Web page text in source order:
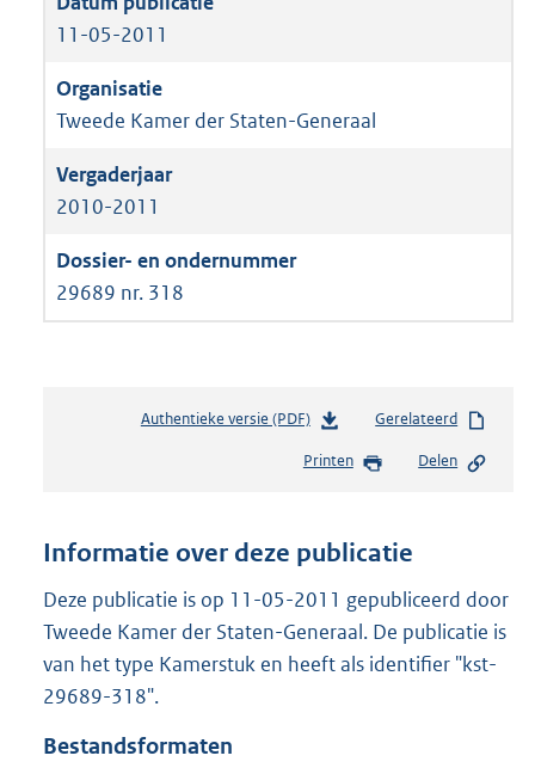
11-05-2011
Tweede Kamer der Staten-Generaal
2010-2011
29689 nr. 318
Authentieke versie (PDF)b
s
n
s
r
o
Gerelateerd
Printen Delen
Informatie over deze publicatie
Deze publicatie is op 11-05-2011 gepubliceerd door
Tweede Kamer der Staten-Generaal. De publicatie is
van het type Kamerstuk en heeft als identifier "kst-
29689-318".
Bestandsformaten